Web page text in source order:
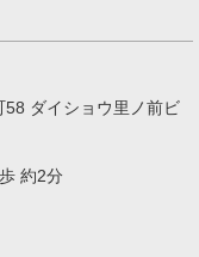
ダイショウ里ノ前ビ
約2分